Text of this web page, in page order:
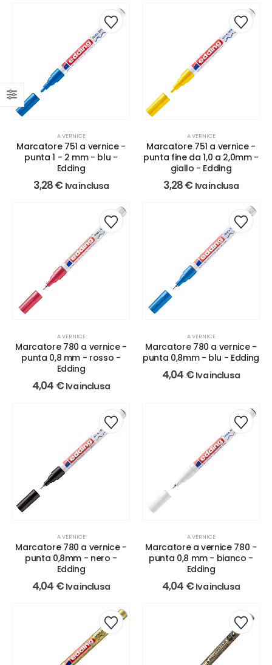
A VERNICE
Marcatore 751 a vernice -
punta 1 - 2 mm - blu -
Edding
3,28€ Iva inclusa
A VERNICE
Marcatore 751 a vernice -
punta fine da 1,0 a 2,0mm -
giallo - Edding
3,28€ Iva inclusa
A VERNICE
Marcatore 780 a vernice -
punta 0,8 mm - rosso -
Edding
4,04 € Iva inclusa
A VERNICE
Marcatore 780 a vernice -
punta 0,8mm - blu - Edding
4,04 € Iva inclusa
A VERNICE
Marcatore 780 a vernice -
punta 0,8mm - nero -
Edding
4,04 € Iva inclusa
A VERNICE
Marcatore a vernice 780 -
punta 0,8 mm - bianco -
Edding
4,04 € Iva inclusa